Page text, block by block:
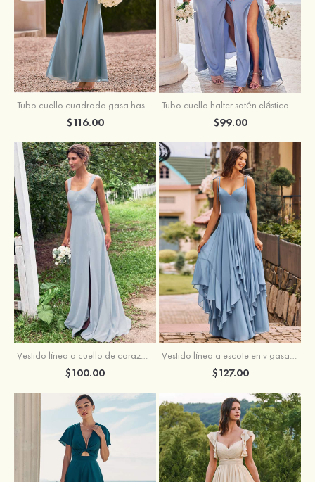
Tubo cuello cuadrado gasa hasta el suelo vestido de dama de honor
$116.00
Tubo cuello halter satén elástico hasta el suelo vestido de dama de honor
$99.00
Vestido línea a cuello de corazón gasa hasta el suelo vestido de dama de honor
$100.00
Vestido línea a escote en v gasa hasta el suelo vestido de dama de honor
$127.00